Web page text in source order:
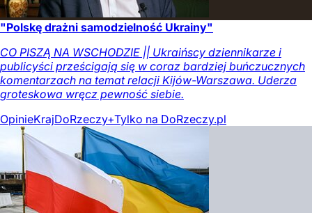
"Polskę drażni samodzielność Ukrainy"
CO PISZĄ NA WSCHODZIE || Ukraińscy dziennikarze i
publicyści prześcigają się w coraz bardziej buńczucznych
komentarzach na temat relacji Kijów-Warszawa. Uderza
groteskowa wręcz pewność siebie.
OpinieKrajDoRzeczy+Tylko na DoRzeczy.pl